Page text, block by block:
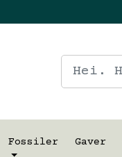
Fossiler Gaver